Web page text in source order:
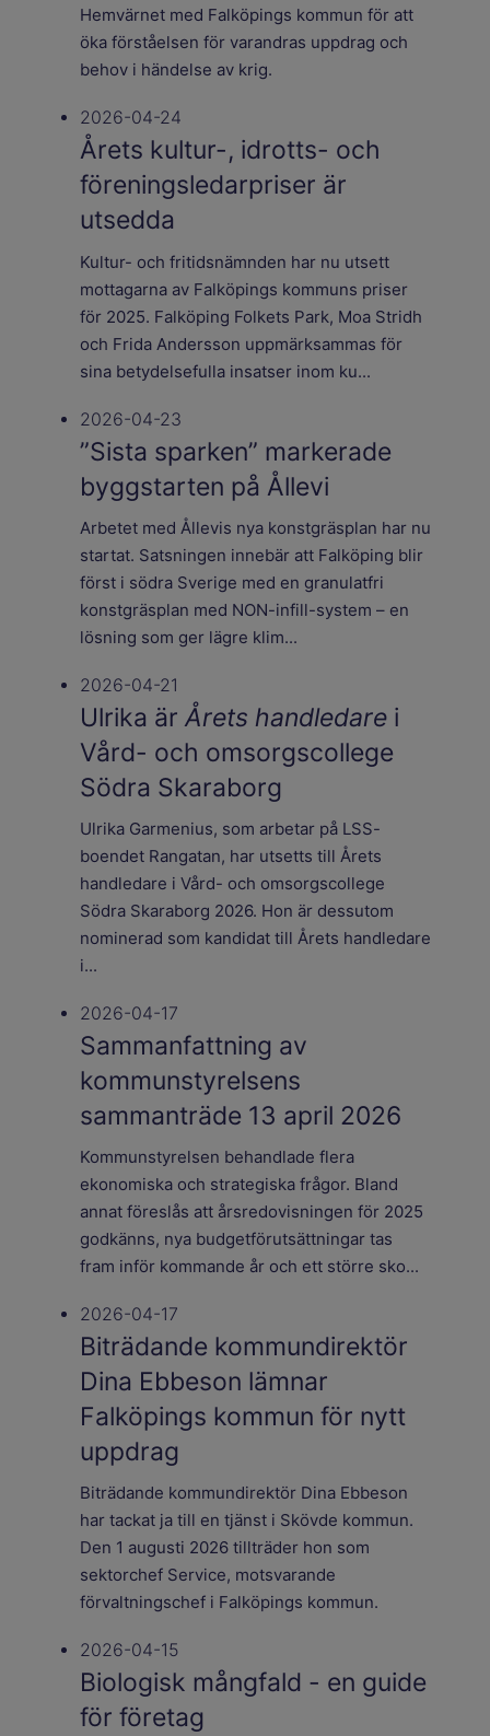
Hemvärnet med Falköpings kommun för att
öka förståelsen för varandras uppdrag och
behov i händelse av krig.
2026-04-24
Årets kultur-, idrotts- och
föreningsledarpriser är
utsedda
Kultur- och fritidsnämnden har nu utsett
mottagarna av Falköpings kommuns priser
för 2025. Falköping Folkets Park, Moa Stridh
och Frida Andersson uppmärksammas för
sina betydelsefulla insatser inom ku...
2026-04-23
”Sista sparken” markerade
byggstarten på Ållevi
Arbetet med Ållevis nya konstgräsplan har nu
startat. Satsningen innebär att Falköping blir
först i södra Sverige med en granulatfri
konstgräsplan med NON-infill-system – en
lösning som ger lägre klim...
2026-04-21
Ulrika ärÅrets handledare i
Vård- och omsorgscollege
Södra Skaraborg
Ulrika Garmenius, som arbetar på LSS-
boendet Rangatan, har utsetts till Årets
handledare i Vård- och omsorgscollege
Södra Skaraborg 2026. Hon är dessutom
nominerad som kandidat till Årets handledare
i...
2026-04-17
Sammanfattning av
kommunstyrelsens
sammanträde 13 april 2026
Kommunstyrelsen behandlade flera
ekonomiska och strategiska frågor. Bland
annat föreslås att årsredovisningen för 2025
godkänns, nya budgetförutsättningar tas
fram inför kommande år och ett större sko...
2026-04-17
Biträdande kommundirektör
Dina Ebbeson lämnar
Falköpings kommun för nytt
uppdrag
Biträdande kommundirektör Dina Ebbeson
har tackat ja till en tjänst i Skövde kommun.
Den 1 augusti 2026 tillträder hon som
sektorchef Service, motsvarande
förvaltningschef i Falköpings kommun.
2026-04-15
Biologisk mångfald - en guide
för företag